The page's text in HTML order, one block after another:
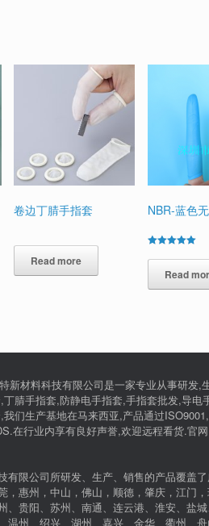
卷边丁腈手指套
Read more
NBR-蓝色
5.00
out of 5Read
新材料科技有限公司是一家专业从事研发,
腈手指套,防静电手指套,手指套批发,导电
们生产基地在马来西亚,产品通过
在行业内享有良好声誉,欢迎远程看货.官网
有限公司所研发、生产、销售的产品覆盖
，惠州，中山，佛山，顺德，肇庆，江门，
、贵阳、苏州、南通、连云港、淮安、盐
温州、绍兴、湖州、嘉兴、金华、衢州、